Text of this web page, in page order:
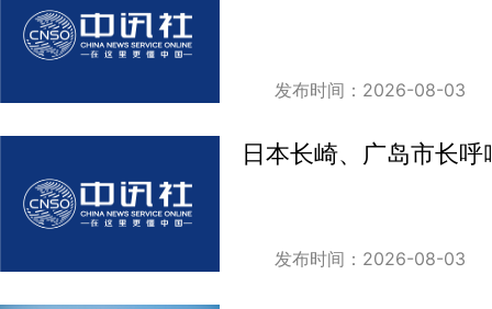
发布时间：2026-08-03
日本长崎、广岛市长
发布时间：2026-08-03